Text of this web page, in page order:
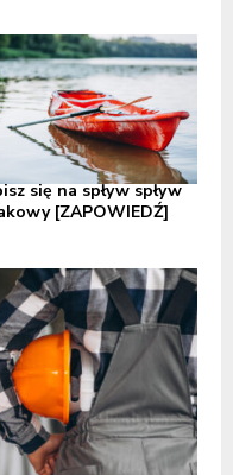
się na spływ spływ
[ZAPOWIEDŹ]